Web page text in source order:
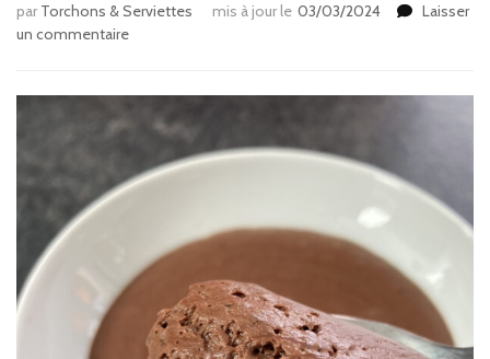
par Torchons & Serviettes mis à jour le 03/03/2024
Laisser
un commentairesur
chocolat